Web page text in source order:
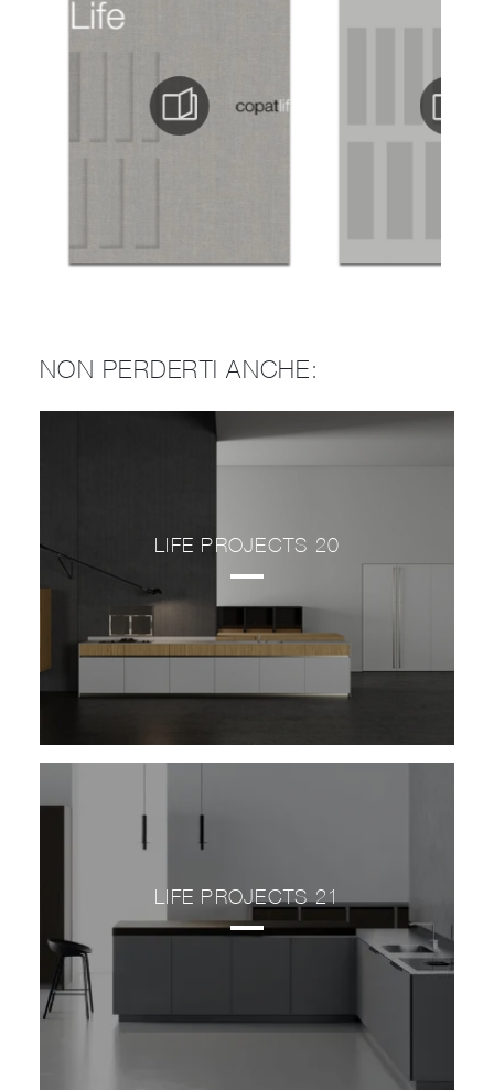
NON PERDERTI ANCHE:
LIFE PROJECTS 20
LIFE PROJECTS 21